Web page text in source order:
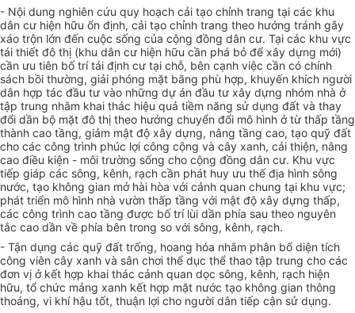
- Nội dung nghiên cứu quy hoạch cải tạo chỉnh trang tại các khu
dân cư hiện hữu ổn định, cải tạo chỉnh trang theo hướng tránh gây
xáo trộn lớn đến cuộc sống của cộng đồng dân cư. Tại các khu vực
tái thiết đô thị (khu dân cư hiện hữu cần phá bỏ để xây dựng mới)
cần ưu tiên bố trí tái định cư tại chỗ, bên cạnh việc cần có chính
sách bồi thường, giải phóng mặt bằng phù hợp, khuyến khích người
dân hợp tác đầu tư vào những dự án đầu tư xây dựng nhóm nhà ở
tập trung nhằm khai thác hiệu quả tiềm năng sử dụng đất và thay
đổi dần bộ mặt đô thị theo hướng chuyển đổi mô hình ở từ thấp tầng
thành cao tầng, giảm mật độ xây dựng, nâng tầng cao, tạo quỹ đất
cho các công trình phúc lợi công cộng và cây xanh, cải thiện, nâng
cao điều kiện - môi trường sống cho cộng đồng dân cư. Khu vực
tiếp giáp các sông, kênh, rạch cần phát huy ưu thế địa hình sông
nước, tạo không gian mở hài hòa với cảnh quan chung tại khu vực;
phát triển mô hình nhà vườn thấp tầng với mật độ xây dựng thấp,
các công trình cao tầng được bốtrí lùi dần phía sau theo nguyên
tắc cao dần về phía bên trong so với sông, kênh, rạch.
- Tận dụng các quỹ đất trống, hoang hóa nhằm phân bổ diện tích
công viên cây xanh và sân chơi thể dục thể thao tập trung cho các
đơn vị ở kết hợp khai thác cảnh quan dọc sông, kênh, rạch hiện
hữu, tổ chức mảng xanh kết hợp mặt nước tạo không gian thông
thoáng, vi khí hậu tốt, thuận lợi cho người dân tiếp cận sử dụng.